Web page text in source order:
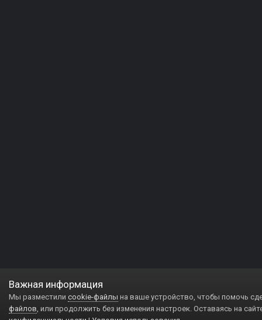
Важная информация
Мы разместили cookie-файлы на ваше устройство, чтобы помочь
файлов, или продолжить без изменения настроек. Оставаясь на